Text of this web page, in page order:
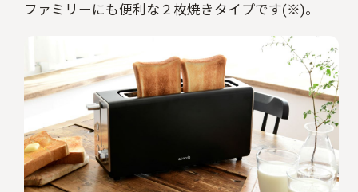
ファミリーにも便利な２枚焼きタイプです(※)。